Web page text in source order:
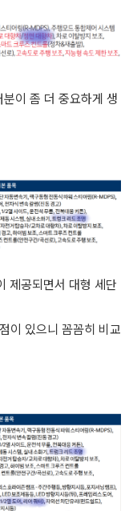
분이 좀 더 중요하게 생
제공되면서 대형 세단
이 있으니 꼼꼼히 비교